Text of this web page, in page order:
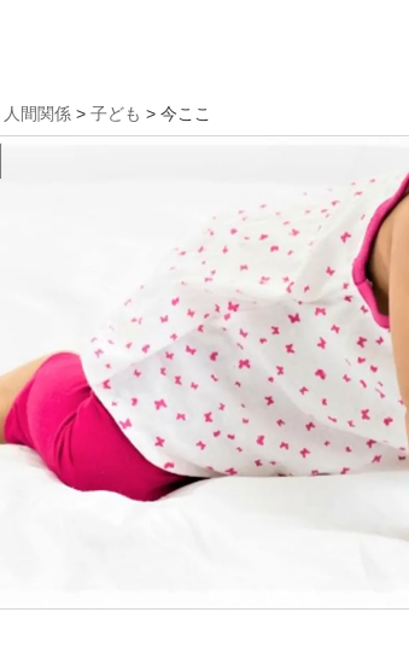
人間関係 > 子ども > 今ここ